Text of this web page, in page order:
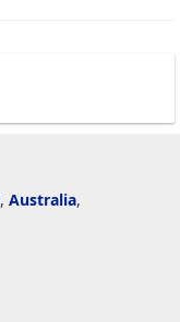
, Australia,